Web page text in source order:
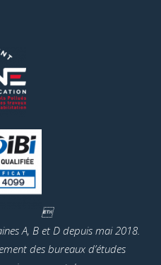

A, B et D depuis mai 2018.
des bureaux d’études